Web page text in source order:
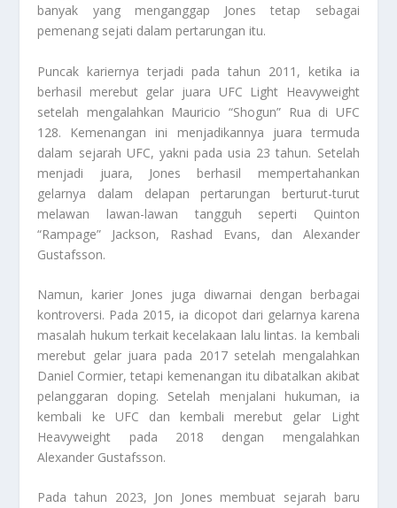
banyak yang menganggap Jones tetap sebagai
pemenang sejati dalam pertarungan itu.
Puncak kariernya terjadi pada tahun 2011, ketika ia
berhasil merebut gelar juara UFC Light Heavyweight
setelah mengalahkan Mauricio “Shogun” Rua di UFC
128. Kemenangan ini menjadikannya juara termuda
dalam sejarah UFC, yakni pada usia 23 tahun. Setelah
menjadi juara, Jones berhasil mempertahankan
gelarnya dalam delapan pertarungan berturut-turut
melawan lawan-lawan tangguh seperti Quinton
“Rampage” Jackson, Rashad Evans, dan Alexander
Gustafsson.
Namun, karier Jones juga diwarnai dengan berbagai
kontroversi. Pada 2015, ia dicopot dari gelarnya karena
masalah hukum terkait kecelakaan lalu lintas. Ia kembali
merebut gelar juara pada 2017 setelah mengalahkan
Daniel Cormier, tetapi kemenangan itu dibatalkan akibat
pelanggaran doping. Setelah menjalani hukuman, ia
kembali ke UFC dan kembali merebut gelar Light
Heavyweight pada 2018 dengan mengalahkan
Alexander Gustafsson.
Pada tahun 2023, Jon Jones membuat sejarah baru